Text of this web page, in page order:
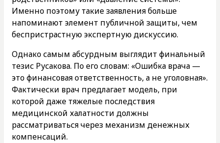
Именно поэтому такие заявления больше
напоминают элемент публичной защиты, чем
беспристрастную экспертную дискуссию.
Однако самым абсурдным выглядит финальный
тезис Русакова. По его словам: «Ошибка врача —
это финансовая ответственность, а не уголовная».
Фактически врач предлагает модель, при
которой даже тяжелые последствия
медицинской халатности должны
рассматриваться через механизм денежных
компенсаций.